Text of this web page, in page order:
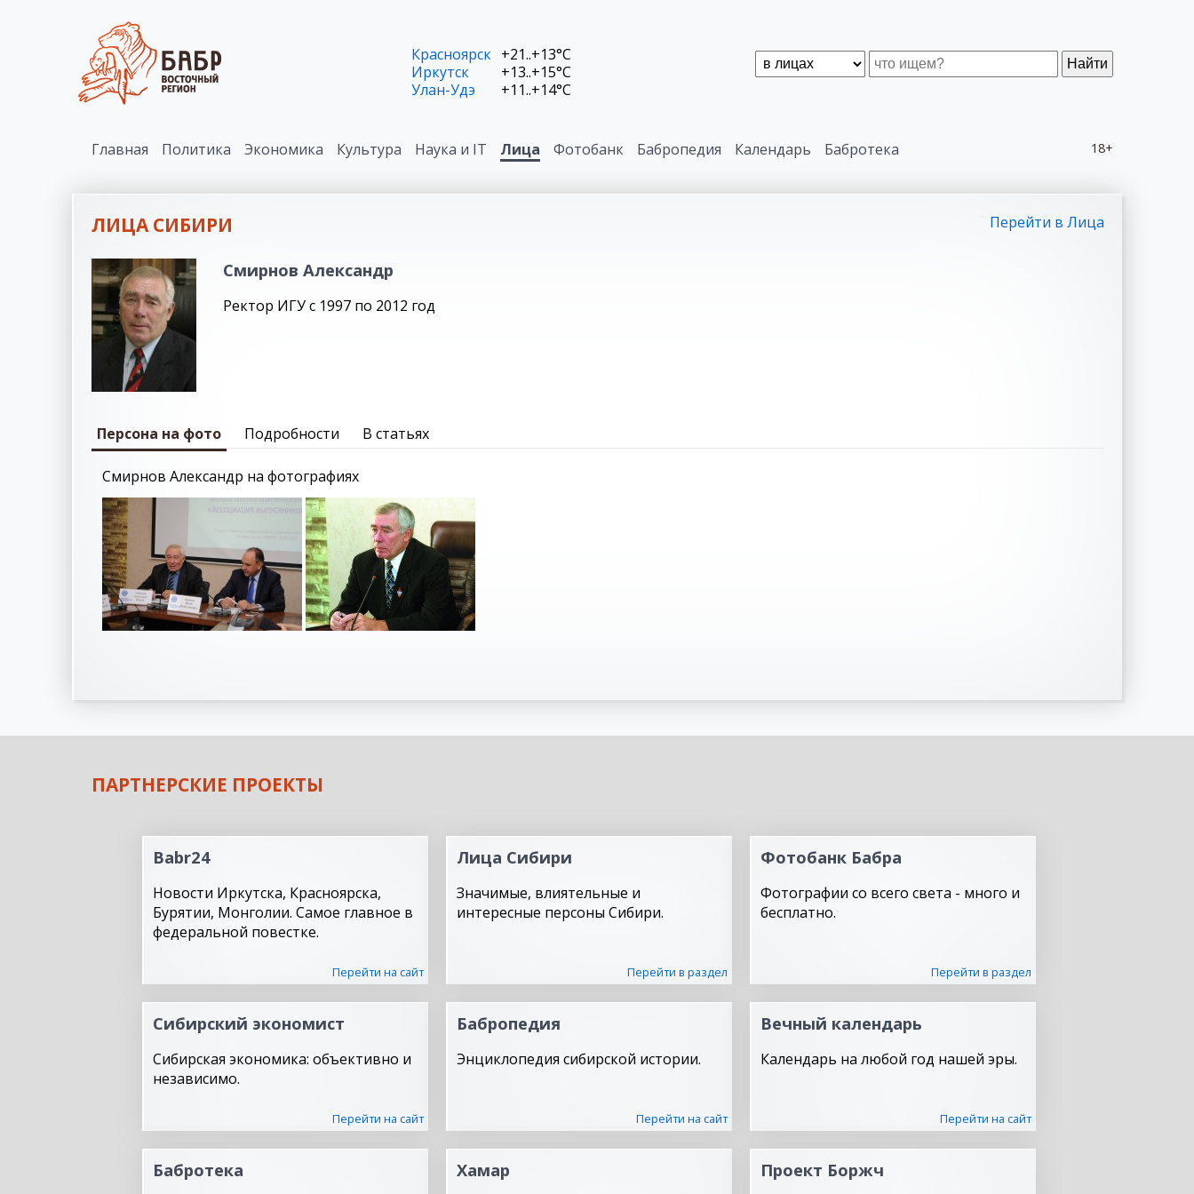
Найти
Красноярск +21..+13°C
Иркутск
+13..+15°C
Улан-Удэ
+11..+14°C
18+
Главная Политика Экономика Культура Наука и IT Лица Фотобанк Бабропедия Календарь Бабротека
ЛИЦА СИБИРИ Перейти в Лица
Смирнов Александр
Ректор ИГУ с 1997 по 2012 год
Персона на фото Подробности В статьях
Смирнов Александр на фотографиях
ПАРТНЕРСКИЕ ПРОЕКТЫ
Babr24
Новости Иркутска, Красноярска,
Бурятии, Монголии. Самое главное в
федеральной повестке.
Перейти на сайт
Лица Сибири
Значимые, влиятельные и
интересные персоны Сибири.
Перейти в раздел
Фотобанк Бабра
Фотографии со всего света - много и
бесплатно.
Перейти в раздел
Сибирский экономист
Сибирская экономика: объективно и
независимо.
Перейти на сайт
Бабропедия
Энциклопедия сибирской истории.
Перейти на сайт
Вечный календарь
Календарь на любой год нашей эры.
Перейти на сайт
Бабротека Хамар Проект Боржч